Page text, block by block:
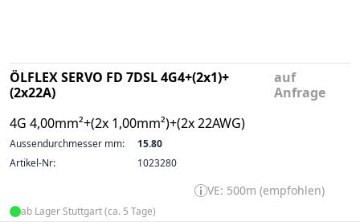
ÖLFLEX SERVO FD 7DSL 4G4+(2x1)+
(2x22A)
4G 4,00mm²+(2x 1,00mm²)+(2x 22AWG)
auf
Anfrage
Aussendurchmesser mm:
15.80
Artikel-Nr:
1023280
VE: 500m (empfohlen)
ab Lager Stuttgart (ca. 5 Tage)